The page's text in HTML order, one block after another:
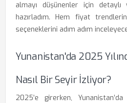
almayı düşünenler için
hazırladım. Hem fiyat
seçeneklerini adım adım
Yunanistan'da 2025
Nasıl Bir Seyir İzliyor?
2025’e girerken,